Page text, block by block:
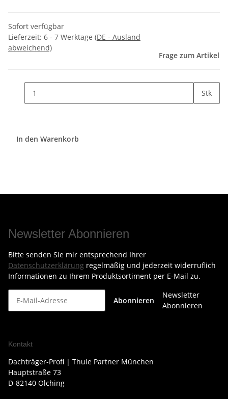
Sofort verfügbar
Lieferzeit: 6 - 7 Werktage (DE - Ausland
abweichend)
Frage zum Artikel
Stk
In den Warenkorb
Newsletter Abonnieren
Bitte senden Sie mir entsprechend Ihrer
Datenschutzerklärung regelmäßig und jederzeit widerruflich
Informationen zu Ihrem Produktsortiment per E-Mail zu.
Abonnieren
Newsletter
Abonnieren
Kontakt
Dachträger-Profi | Thule Partner München
Hauptstraße 73
D-82140 Olching